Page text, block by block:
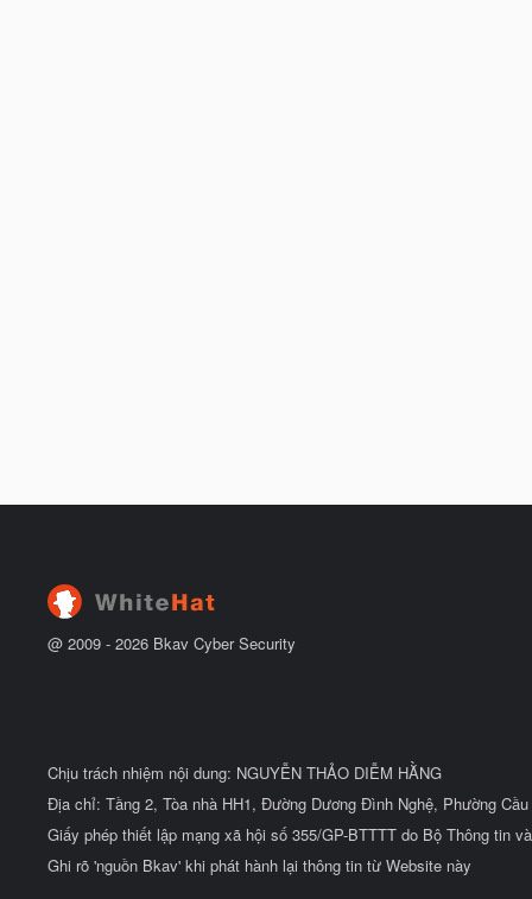
@ 2009 - 2026 Bkav Cyber Security
Chịu trách nhiệm nội dung: NGUYỄN THẢO DIỄM HẰNG
Địa chỉ: Tầng 2, Tòa nhà HH1, Đường Dương Đình Nghệ, Phường
Giấy phép thiết lập mạng xã hội số 355/GP-BTTTT do Bộ Thông tin
Ghi rõ 'nguồn Bkav' khi phát hành lại thông tin từ Website này